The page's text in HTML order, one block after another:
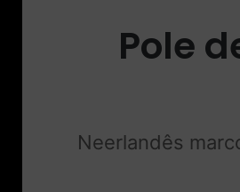
Pole
Neerlandês